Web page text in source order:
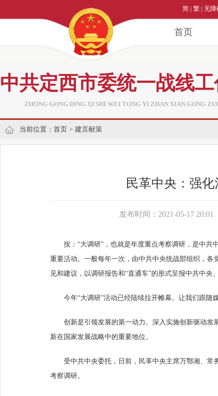
简 | 繁 | 无障
首页
中共定西市委统一战线
ZHONG GONG DING XI SHI WEI TONG YI ZHAN XIAN GONG
当前位置： 首页 > 建言献策
民革中央：强
发布时间：2021-05-17 20:01
按：“大调研”，也就是年度重点考察调研，是中
重要活动。一般每年一次，由中共中央统战部组织，
见和建议，以调研报告和“直通车”的形式呈报中共中央
今年“大调研”活动已经陆续拉开帷幕。让我们跟随
创新是引领发展的第一动力。深入实施创新驱动
新在国家发展战略中的重要地位。
受中共中央委托，日前，民革中央主席万鄂湘、
考察调研。